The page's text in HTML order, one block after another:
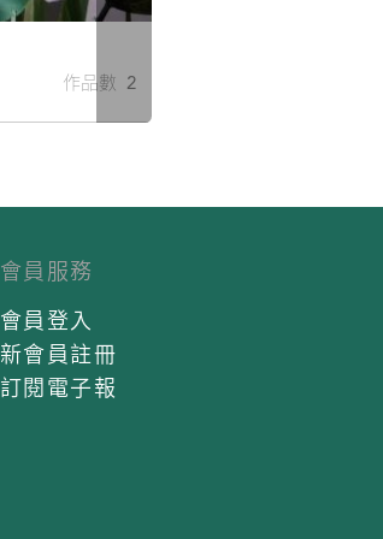
作品數 2
會員服務
會員登入
新會員註冊
訂閱電子報